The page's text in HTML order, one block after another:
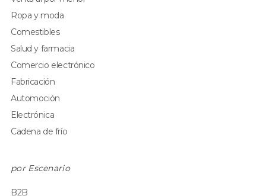
Ropa y moda
Comestibles
Salud y farmacia
Comercio electrónico
Fabricación
Automoción
Electrónica
Cadena de frío
por Escenario
B2B